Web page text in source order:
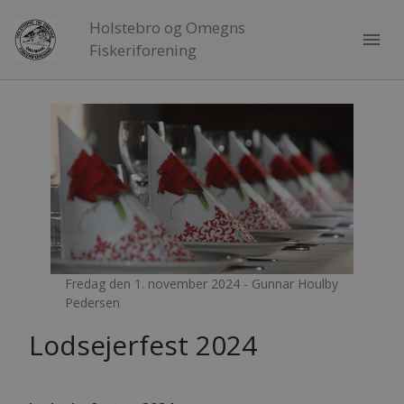
Holstebro og Omegns
Fiskeriforening
menu
Fredag den 1. november 2024 - Gunnar Houlby
Pedersen
Lodsejerfest 2024